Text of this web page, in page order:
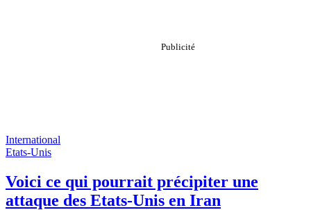
International
Etats-Unis
Voici ce qui pourrait précipiter une
attaque des Etats-Unis en Iran